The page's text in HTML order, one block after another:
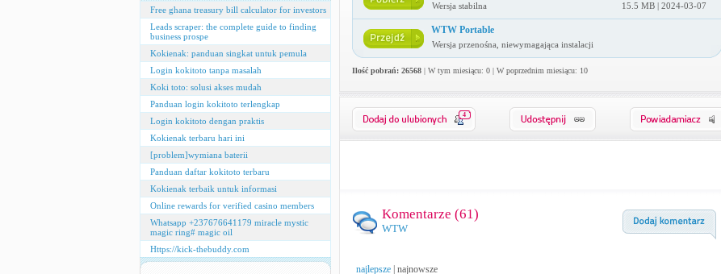
Free ghana treasury bill calculator for investors
Leads scraper: the complete guide to finding
business prospe
Kokienak: panduan singkat untuk pemula
Login kokitoto tanpa masalah
Koki toto: solusi akses mudah
Panduan login kokitoto terlengkap
Login kokitoto dengan praktis
Kokienak terbaru hari ini
[problem]wymiana baterii
Panduan daftar kokitoto terbaru
Kokienak terbaik untuk informasi
Online rewards for verified casino members
Whatsapp +237676641179 miracle mystic
magic ring# magic oil
Https://kick-thebuddy.com
Wersja stabilna 15.5 MB | 2024-03-07
WTW Portable
Wersja przenośna, niewymagająca instalacji
Ilość pobrań: 26568| W tym miesiącu: 0 | W poprzednim miesiącu: 10
4
Komentarze (61)
WTW
najlepsze| najnowsze